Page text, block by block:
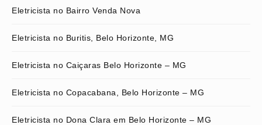
Eletricista no Bairro Venda Nova
Eletricista no Buritis, Belo Horizonte, MG
Eletricista no Caiçaras Belo Horizonte – MG
Eletricista no Copacabana, Belo Horizonte – MG
Eletricista no Dona Clara em Belo Horizonte – MG